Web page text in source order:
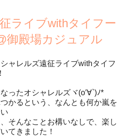
ライブwithタイフー
御殿場カジュアル
ャレルズ遠征ライブwithタイフ
ったオシャレルズヾ(o′∀`)ﾉ*
かるという、なんとも何か嵐を
そんなことお構いなしで、楽し
てきました！